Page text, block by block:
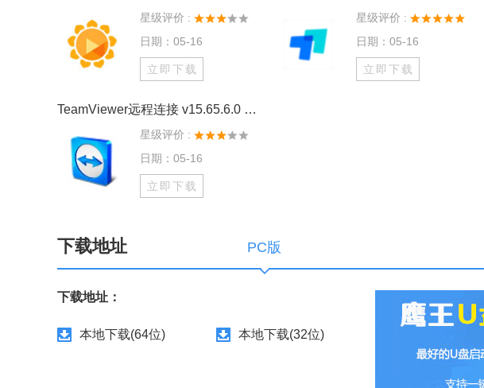
星级评价 :
日期：05-16
立即下载
星级评价 :
日期：05-16
立即下载
TeamViewer远程连接 v15.65.6.0 个人免费版
星级评价 :
日期：05-16
立即下载
下载地址 PC版
下载地址：
本地下载(64位) 本地下载(32位)